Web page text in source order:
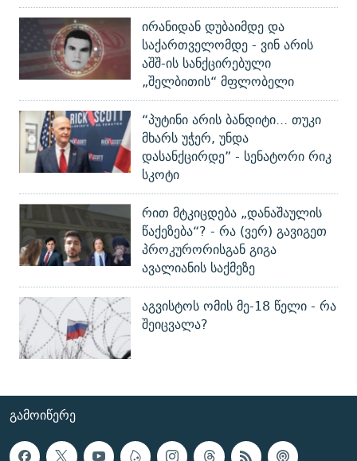
ირანიდან დუბაიმდე და
საქართველომდე - ვინ არის
აშშ-ის სანქცირებული
„შელბითის“ მფლობელი
“პუტინი არის ბანდიტი... თუკი
მხარს უჭერ, უნდა
დასანქცირდე” - სენატორი რიკ
სკოტი
რით მტკიცდება „დანაშაულის
წაქეზება“? - რა (ვერ) გავიგეთ
პროკურორისგან გიგა
ავალიანის საქმეზე
აგვისტოს ომის მე-18 წელი - რა
შეიცვალა?
ᲒᲐᲛᲝᲘᲬᲔᲠᲔ